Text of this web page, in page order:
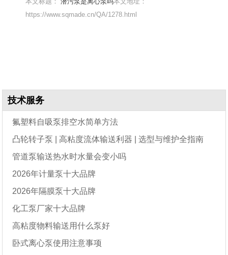
https://www.sqmade.cn/QA/1278.html
技术服务
氟塑料自吸泵排空水简单方法
凸轮转子泵 | 高粘度流体输送利器 | 选型与维护全指南
管道泵输送热水时水量会变小吗
2026年计量泵十大品牌
2026年隔膜泵十大品牌
化工泵厂家十大品牌
高粘度物料输送用什么泵好
卧式离心泵使用注意事项